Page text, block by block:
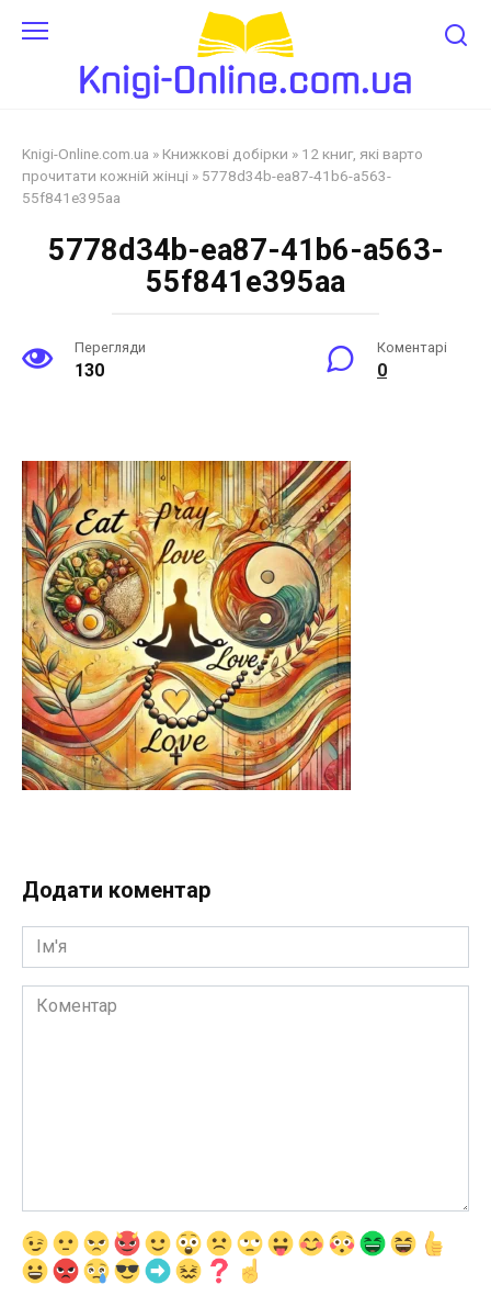
Knigi-Online.com.ua » Книжкові добірки » 12 книг, які варто
прочитати кожній жінці » 5778d34b-ea87-41b6-a563-
55f841e395aa
5778d34b-ea87-41b6-a563-
55f841e395aa
Перегляди
130
Коментарі
0
Додати коментар
Ім'я
Коментар